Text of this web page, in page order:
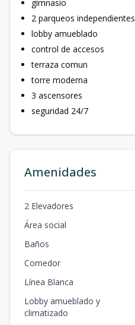
gimnasio
2 parqueos independientes
lobby amueblado
control de accesos
terraza comun
torre moderna
3 ascensores
seguridad 24/7
Amenidades
2 Elevadores
Área social
Baños
Comedor
Línea Blanca
Lobby amueblado y
climatizado